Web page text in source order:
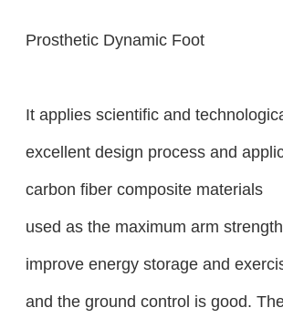
Prosthetic Dynamic Foot
It applies scientific and
excellent design process and
carbon fiber composite materials
used as the maximum arm
improve energy storage and
and the ground control is good.